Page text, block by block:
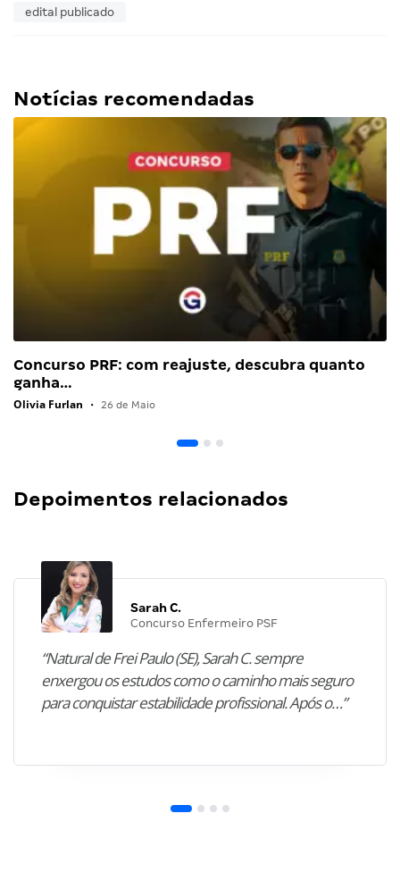
edital publicado
Notícias recomendadas
Concurso PRF: com reajuste, descubra quanto
ganha…
Olivia Furlan • 26 de Maio
Depoimentos relacionados
Sarah C.
Concurso Enfermeiro PSF
“Natural de Frei Paulo (SE), Sarah C. sempre
enxergou os estudos como o caminho mais seguro
para conquistar estabilidade profissional. Após o…”